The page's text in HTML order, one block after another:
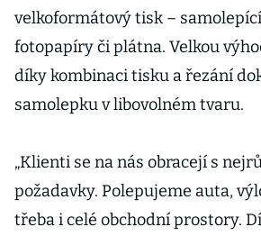
velkoformátový tisk –
fotopapíry či plátna. Velkou
díky kombinaci tisku a řezání
samolepku v libovolném tvaru.
„Klienti se na nás obracejí s
požadavky. Polepujeme auta,
třeba i celé obchodní prostory.